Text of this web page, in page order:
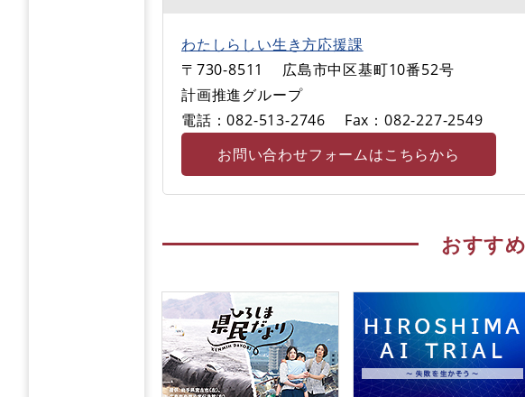
わたしらしい生き方応援課
〒730-8511
広島市中区基町10番52号
計画推進グループ
電話：082-513-2746
Fax：082-227-2549
お問い合わせフォームはこちらから
おすす